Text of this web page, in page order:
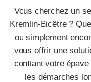
Vous cherchez un
Kremlin-Bicêtre ?
ou simplement
vous offrir une
confiant votre
les démarches